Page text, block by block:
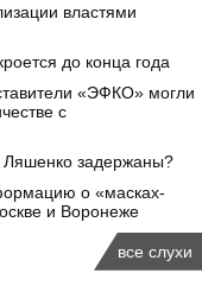
властями
до конца года
«ЭФКО» могли
с
задержаны?
о «масках-
и Воронеже
все слухи